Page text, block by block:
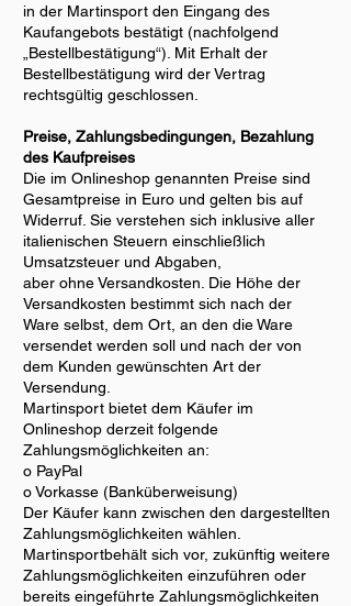
in der Martinsport den Eingang des
Kaufangebots bestätigt (nachfolgend
„Bestellbestätigung“). Mit Erhalt der
Bestellbestätigung wird der Vertrag
rechtsgültig geschlossen.
Preise, Zahlungsbedingungen, Bezahlung
des Kaufpreises
Die im Onlineshop genannten Preise sind
Gesamtpreise in Euro und gelten bis auf
Widerruf. Sie verstehen sich inklusive aller
italienischen Steuern einschließlich
Umsatzsteuer und Abgaben,
aber ohne Versandkosten. Die Höhe der
Versandkosten bestimmt sich nach der
Ware selbst, dem Ort, an den die Ware
versendet werden soll und nach der von
dem Kunden gewünschten Art der
Versendung.
Martinsport bietet dem Käufer im
Onlineshop derzeit folgende
Zahlungsmöglichkeiten an:
o PayPal
o Vorkasse (Banküberweisung)
Der Käufer kann zwischen den dargestellten
Zahlungsmöglichkeiten wählen.
Martinsportbehält sich vor, zukünftig weitere
Zahlungsmöglichkeiten einzuführen oder
bereits eingeführte Zahlungsmöglichkeiten